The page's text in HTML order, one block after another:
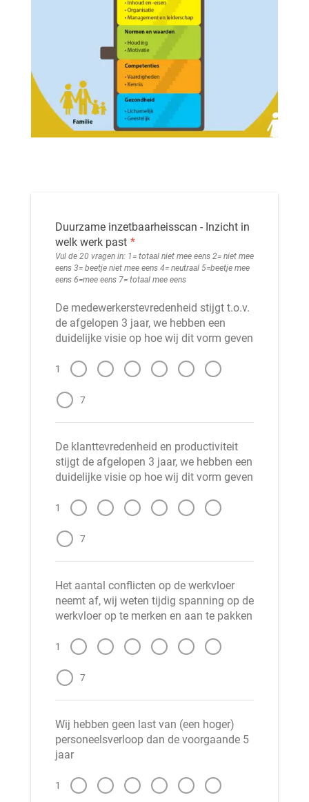
Duurzame inzetbaarheisscan - Inzicht in
welk werk past *
Vul de 20 vragen in: 1= totaal niet mee eens 2= niet mee
eens 3= beetje niet mee eens 4= neutraal 5=beetje mee
eens 6=mee eens 7= totaal mee eens
De medewerkerstevredenheid stijgt t.o.v.
de afgelopen 3 jaar, we hebben een
duidelijke visie op hoe wij dit vorm geven
1
7
De klanttevredenheid en productiviteit
stijgt de afgelopen 3 jaar, we hebben een
duidelijke visie op hoe wij dit vorm geven
1
7
Het aantal conflicten op de werkvloer
neemt af, wij weten tijdig spanning op de
werkvloer op te merken en aan te pakken
1
7
Wij hebben geen last van (een hoger)
personeelsverloop dan de voorgaande 5
jaar
1